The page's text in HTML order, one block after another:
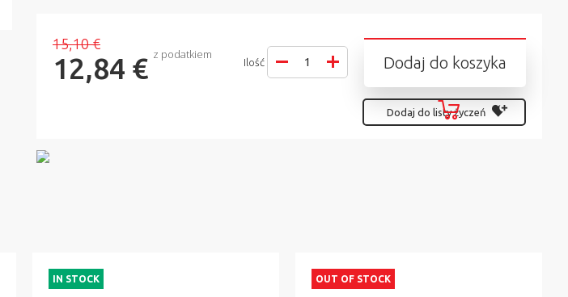
15,10 €
12,84 € z podatkiem Dodaj do koszyka
Ilość
Dodaj do listy życzeń
IN STOCK OUT OF STOCK